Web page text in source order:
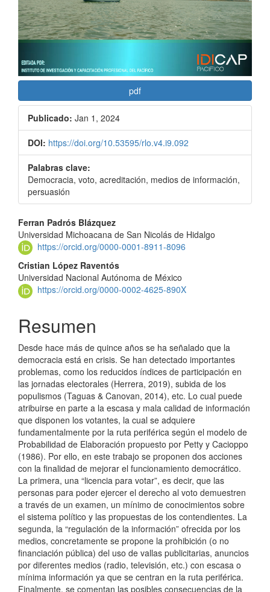
pdf
Publicado: Jan 1, 2024
DOI: https://doi.org/10.53595/rlo.v4.i9.092
Palabras clave:
Democracia, voto, acreditación, medios de información,
persuasión
Contenido
principal
del
artículo
Ferran Padrós Blázquez
Universidad Michoacana de San Nicolás de Hidalgo
https://orcid.org/0000-0001-8911-8096
Cristian López Raventós
Universidad Nacional Autónoma de México
https://orcid.org/0000-0002-4625-890X
Resumen
Desde hace más de quince años se ha señalado que la
democracia está en crisis. Se han detectado importantes
problemas, como los reducidos índices de participación en
las jornadas electorales (Herrera, 2019), subida de los
populismos (Taguas & Canovan, 2014), etc. Lo cual puede
atribuirse en parte a la escasa y mala calidad de información
que disponen los votantes, la cual se adquiere
fundamentalmente por la ruta periférica según el modelo de
Probabilidad de Elaboración propuesto por Petty y Cacioppo
(1986). Por ello, en este trabajo se proponen dos acciones
con la finalidad de mejorar el funcionamiento democrático.
La primera, una “licencia para votar”, es decir, que las
personas para poder ejercer el derecho al voto demuestren
a través de un examen, un mínimo de conocimientos sobre
el sistema político y las propuestas de los contendientes. La
segunda, la “regulación de la información” ofrecida por los
medios, concretamente se propone la prohibición (o no
financiación pública) del uso de vallas publicitarias, anuncios
por diferentes medios (radio, televisión, etc.) con escasa o
mínima información ya que se centran en la ruta periférica.
Finalmente, se comentan las posibles consecuencias de la